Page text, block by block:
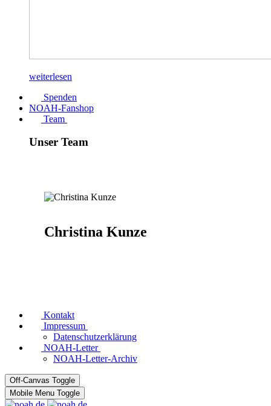
weiterlesen
Spenden
NOAH-Fanshop
Team
Unser Team
Christina Kunze
Kontakt
Impressum
Datenschutzerklärung
NOAH-Letter
NOAH-Letter-Archiv
Off-Canvas Toggle
Mobile Menu Toggle